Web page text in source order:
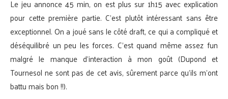
Le jeu annonce 45 min, on est plus sur 1h15 avec explication
pour cette première partie. C’est plutôt intéressant sans être
exceptionnel. On a joué sans le côté draft, ce qui a compliqué et
déséquilibré un peu les forces. C’est quand même assez fun
malgré le manque d’interaction à mon goût (Dupond et
Tournesol ne sont pas de cet avis, sûrement parce qu’ils m’ont
battu mais bon !!).